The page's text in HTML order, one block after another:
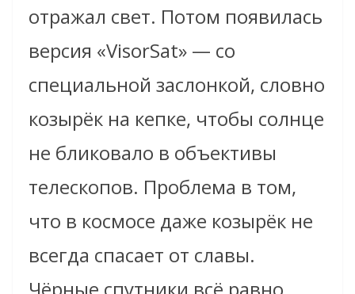
отражал свет. Потом появилась
версия «VisorSat» — со
специальной заслонкой, словно
козырёк на кепке, чтобы солнце
не бликовало в объективы
телескопов. Проблема в том,
что в космосе даже козырёк не
всегда спасает от славы.